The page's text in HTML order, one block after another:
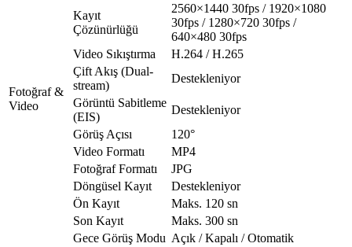
Fotoğraf &
Video
Kayıt
Çözünürlüğü
2560×1440 30fps / 1920×1080
30fps / 1280×720 30fps /
640×480 30fps
Video Sıkıştırma
H.264 / H.265
Çift Akış (Dual-
stream)
Destekleniyor
Görüntü Sabitleme
(EIS)
Destekleniyor
Görüş Açısı
120°
Video Formatı
MP4
Fotoğraf Formatı
JPG
Döngüsel Kayıt
Destekleniyor
Ön Kayıt
Maks. 120 sn
Son Kayıt
Maks. 300 sn
Gece Görüş Modu Açık / Kapalı / Otomatik